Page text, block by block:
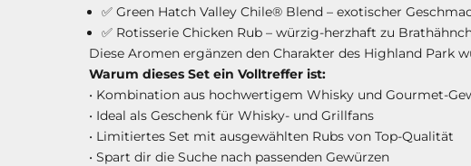
✅ Green Hatch Valley Chile® Blend – exotischer
✅ Rotisserie Chicken Rub – würzig-herzhaft zu
Diese Aromen ergänzen den Charakter des Highland Park
Warum dieses Set ein Volltreffer ist:
• Kombination aus hochwertigem Whisky und Gourmet-
• Ideal als Geschenk für Whisky- und Grillfans
• Limitiertes Set mit ausgewählten Rubs von Top-Qualität
• Spart dir die Suche nach passenden Gewürzen